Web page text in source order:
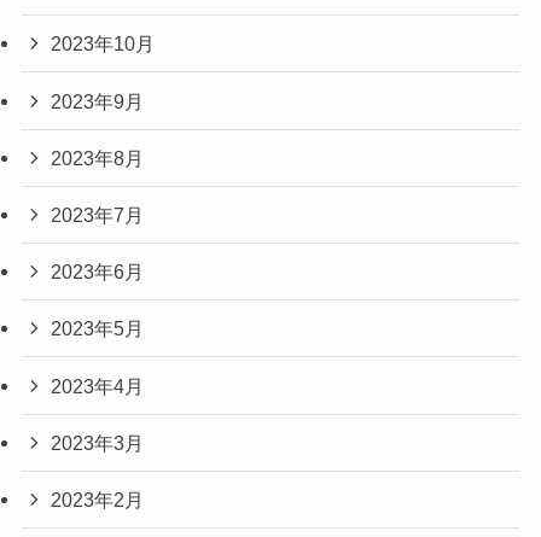
2023年10月
2023年9月
2023年8月
2023年7月
2023年6月
2023年5月
2023年4月
2023年3月
2023年2月